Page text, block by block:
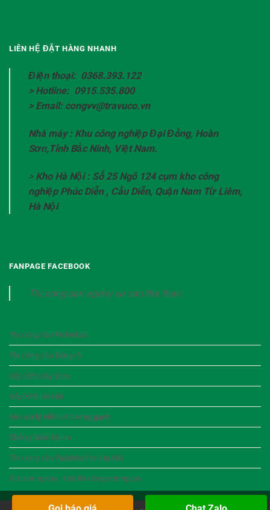
LIÊN HỆ ĐẶT HÀNG NHANH
Điện thoại: 0368.393.122
> Hotline: 0915.535.800
> Email: congvv@travuco.vn
Nhà máy : Khu công nghiệp Đại Đồng, Hoàn
Sơn,Tỉnh Bắc Ninh, Việt Nam.
> Kho Hà Nội : Số 25 Ngõ 124 cụm kho công
nghiệp Phúc Diễn , Cầu Diễn, Quận Nam Từ Liêm,
Hà Nội
FANPAGE FACEBOOK
Thi cong san epoxy va san the thao
Thi công sân Pickleball
Thi công sân Bóng rổ
Xốp XPS dày 5cm
Xốp XPS Hà Nội
Keo xử lý vết nứt tường gạch
Chống thấm bitum
Thi công sân Pickleball tại Hà Nội
Giá sơn epoxy - Giá thi công sơn epoxy